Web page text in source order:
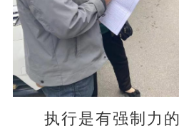
执行是有强制力